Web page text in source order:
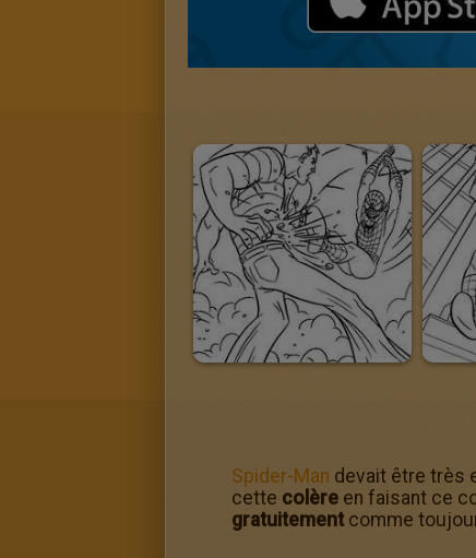
Spider-Man devait être très
cette colère en faisant ce
gratuitement comme